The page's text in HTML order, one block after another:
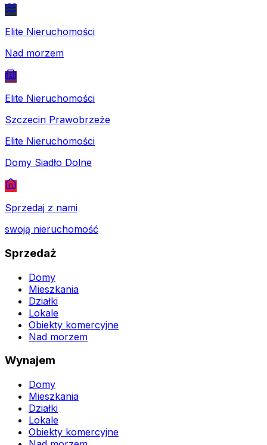
Elite Nieruchomości
Nad morzem
Elite Nieruchomości
Szczecin Prawobrzeże
Elite Nieruchomości
Domy Siadło Dolne
Sprzedaj z nami
swoją nieruchomość
Sprzedaż
Domy
Mieszkania
Działki
Lokale
Obiekty komercyjne
Nad morzem
Wynajem
Domy
Mieszkania
Działki
Lokale
Obiekty komercyjne